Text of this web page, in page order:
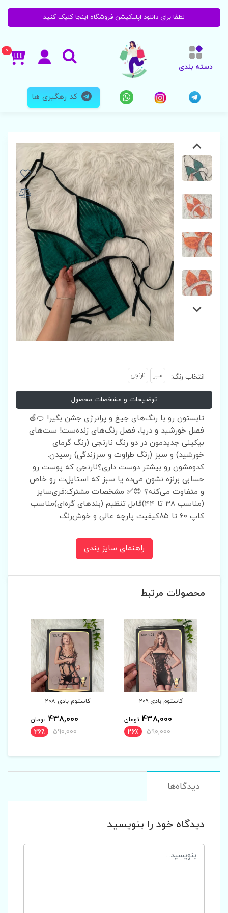
لطفا برای دانلود اپلیکیشن فروشگاه اینجا کلیک کنید
دسته بندی
0
کد رهگیری ها
انتخاب رنگ: سبز نارنجی
توضیحات و مشخصات محصول
تابستون رو با رنگ‌های جیغ و پرانرژی جشن بگیر! 🍊🍏
فصل خورشید و دریا، فصل رنگ‌های زنده‌ست! ست‌های
بیکینی جدیدمون در دو رنگ نارنجی (رنگ گرمای
خورشید) و سبز (رنگ طراوت و سرزندگی) رسیدن.
کدومشون رو بیشتر دوست داری؟نارنجی که پوست رو
حسابی برنزه نشون می‌ده یا سبز که استایل‌ت رو خاص
و متفاوت می‌کنه؟ 😍✅ مشخصات مشترک:فری‌سایز
(مناسب ۳۸ تا ۴۴)قابل تنظیم (بندهای گره‌ای)مناسب
کاپ ۶۰ تا ۸۵کیفیت پارچه عالی و خوش‌رنگ
راهنمای سایز بندی
محصولات مرتبط
کاستوم بادی ۲۰۸
438,000 تومان
590,000 26٪
کاستوم بادی ۲۰۷
438,000 تومان
590,000 26٪
دیدگاه‌ها
دیدگاه خود را بنویسید